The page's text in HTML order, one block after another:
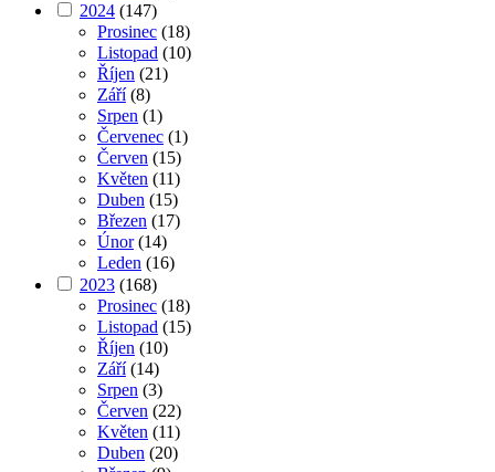
2024 (147)
Prosinec (18)
Listopad (10)
Říjen (21)
Září(8)
Srpen (1)
Červenec (1)
Červen (15)
Květen (11)
Duben (15)
Březen (17)
Únor(14)
Leden (16)
2023 (168)
Prosinec (18)
Listopad (15)
Říjen (10)
Září(14)
Srpen (3)
Červen (22)
Květen (11)
Duben (20)